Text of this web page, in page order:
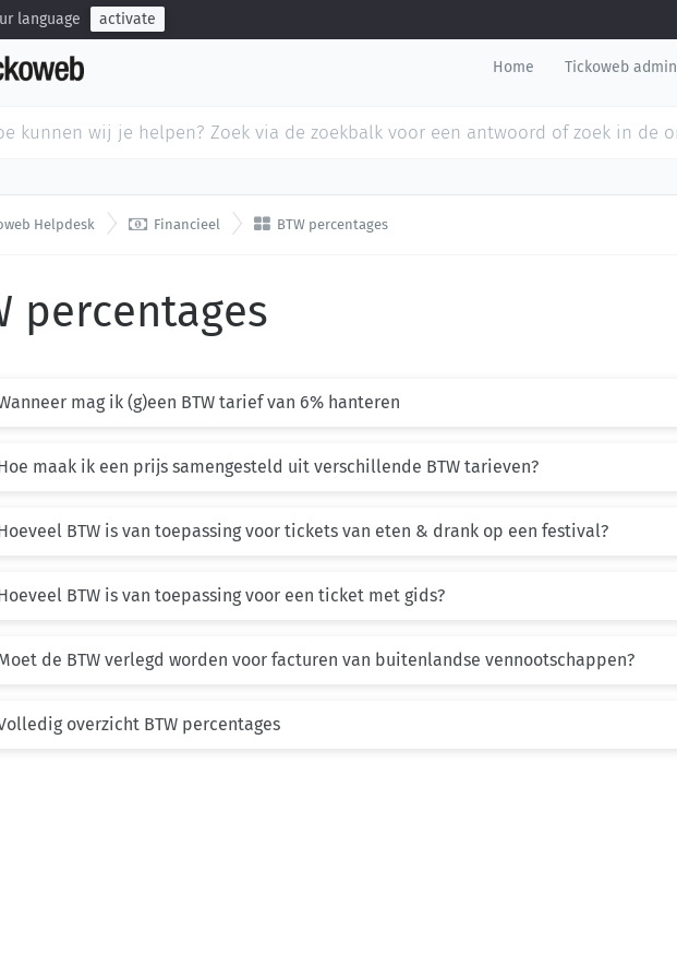
language activate
Home Tickoweb admin
Helpdesk  Financieel  BTW percentages
percentages
mag ik (g)een BTW tarief van 6% hanteren
maak ik een prijs samengesteld uit verschillende BTW tarieven?
BTW is van toepassing voor tickets van eten & drank op een festival?
BTW is van toepassing voor een ticket met gids?
de BTW verlegd worden voor facturen van buitenlandse vennootschappen?
overzicht BTW percentages